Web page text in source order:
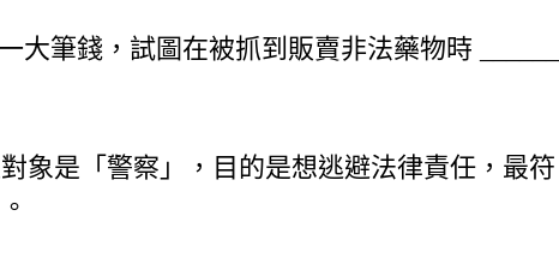
大筆錢，試圖在被抓到販賣非法藥物時 _______
象是「警察」，目的是想逃避法律責任，最符